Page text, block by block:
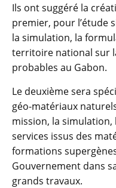
Ils ont suggéré la
premier, pour l’étude
la simulation, la
territoire national sur
probables au Gabon.
Le deuxième sera
géo-matériaux
mission, la
services issus des
formations
Gouvernement dans
grands travaux.